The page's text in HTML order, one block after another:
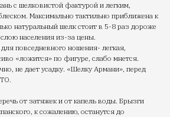
с шелковистой фактурой и легким,
Максимально тактильно приближена к
натуральный шелк стоит в 5-8 раз дороже
населения из-за цены.
повседневного ношения- легкая,
«ложится» по фигуре, слабо мнется.
не дает усадку. «Шелку Армани», перед
от затяжек и от капель воды. Брызги
к сожалению, останутся до